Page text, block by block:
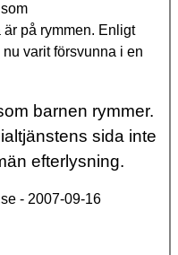
på rymmen. Enligt
varit försvunna i en
barnen rymmer.
sida inte
efterlysning.
- 2007-09-16